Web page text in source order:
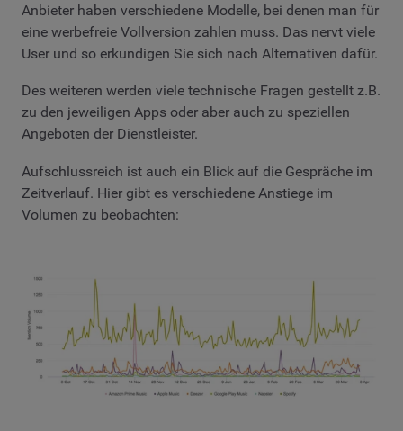
Anbieter haben verschiedene Modelle, bei denen man für
eine werbefreie Vollversion zahlen muss. Das nervt viele
User und so erkundigen Sie sich nach Alternativen dafür.
Des weiteren werden viele technische Fragen gestellt z.B.
zu den jeweiligen Apps oder aber auch zu speziellen
Angeboten der Dienstleister.
Aufschlussreich ist auch ein Blick auf die Gespräche im
Zeitverlauf. Hier gibt es verschiedene Anstiege im
Volumen zu beobachten: